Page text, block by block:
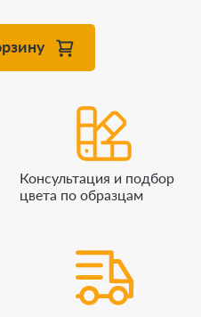
Консультация и подбор
цвета по образцам